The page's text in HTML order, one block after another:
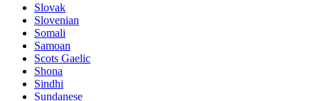
Slovak
Slovenian
Somali
Samoan
Scots Gaelic
Shona
Sindhi
Sundanese